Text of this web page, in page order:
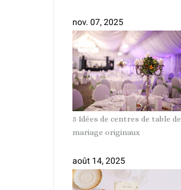
nov. 07, 2025
5 Idées de centres de table de
mariage originaux
août 14, 2025